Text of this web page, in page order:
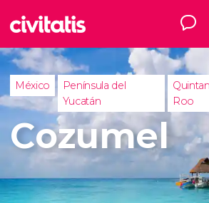
México
Península del
Yucatán
Roo
Cozumel